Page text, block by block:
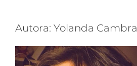
Campofrío
Autora: Yolanda Cambra